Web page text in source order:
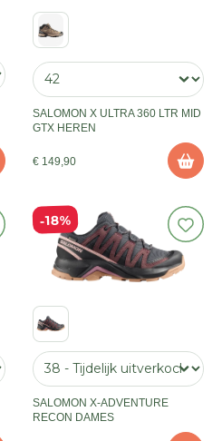
SALOMON X ULTRA 360 LTR MID
GTX HEREN
€ 149,90
18%
SALOMON X-ADVENTURE
RECON DAMES